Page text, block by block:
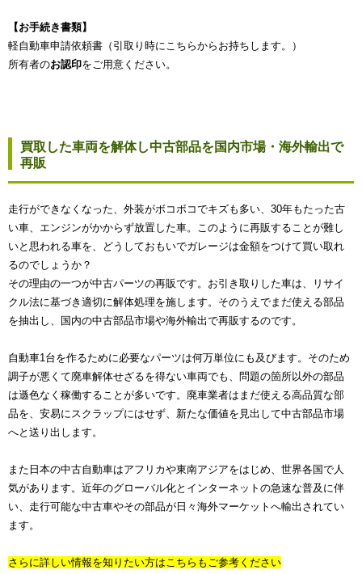
【お手続き書類】
軽自動車申請依頼書（引取り時にこちらからお持ちします。）
所有者のお認印をご用意ください。
買取した車両を解体し中古部品を国内市場・海外輸出で
再販
走行ができなくなった、外装がボコボコでキズも多い、30年もたった古
い車、エンジンがかからず放置した車。このように再販することが難し
いと思われる車を、どうしておもいでガレージは金額をつけて買い取れ
るのでしょうか？
その理由の一つが中古パーツの再販です。お引き取りした車は、リサイ
クル法に基づき適切に解体処理を施します。そのうえでまだ使える部品
を抽出し、国内の中古部品市場や海外輸出で再販するのです。
自動車1台を作るために必要なパーツは何万単位にも及びます。そのため
調子が悪くて廃車解体せざるを得ない車両でも、問題の箇所以外の部品
は遜色なく稼働することが多いです。廃車業者はまだ使える高品質な部
品を、安易にスクラップにはせず、新たな価値を見出して中古部品市場
へと送り出します。
また日本の中古自動車はアフリカや東南アジアをはじめ、世界各国で人
気があります。近年のグローバル化とインターネットの急速な普及に伴
い、走行可能な中古車やその部品が日々海外マーケットへ輸出されてい
ます。
さらに詳しい情報を知りたい方はこちらもご参考ください